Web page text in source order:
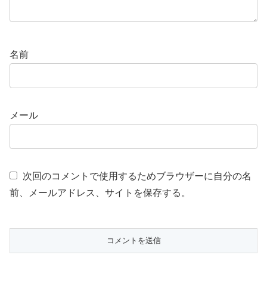
名前
メール
次回のコメントで使用するためブラウザーに自分の名
前、メールアドレス、サイトを保存する。